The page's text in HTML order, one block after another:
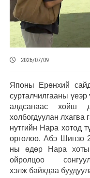
2026/07/09
Японы Ерөнхий
сурталчилгааны
алдсанаас хойш
холбогдуулан лхагва
нутгийн Нара хотод
өргөлөө.Абэ Шинзо
ны өдөр Нара
ойролцоо
хэлж байхдаа